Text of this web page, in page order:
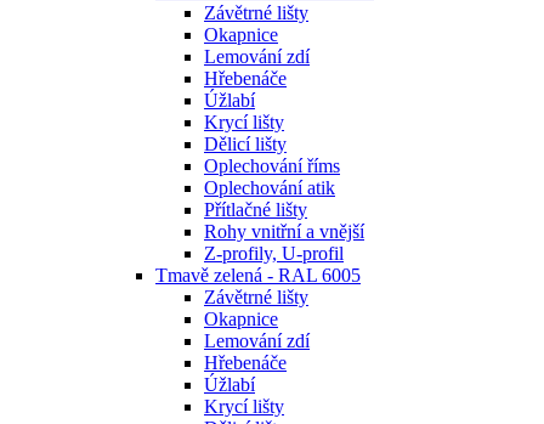
Závětrné lišty
Okapnice
Lemování zdí
Hřebenáče
Úžlabí
Krycí lišty
Dělicí lišty
Oplechování říms
Oplechování atik
Přítlačné lišty
Rohy vnitřní a vnější
Z-profily, U-profil
Tmavě zelená - RAL 6005
Závětrné lišty
Okapnice
Lemování zdí
Hřebenáče
Úžlabí
Krycí lišty